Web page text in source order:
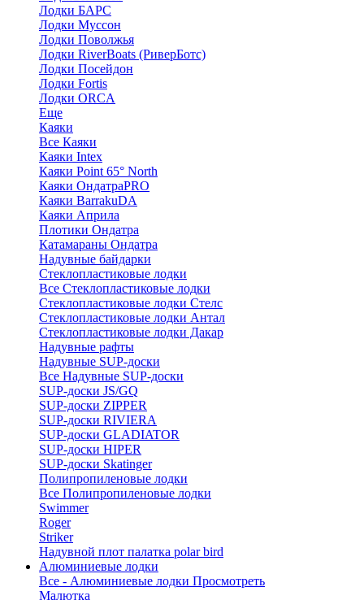
Лодки БАРС
Лодки Муссон
Лодки Поволжья
Лодки RiverBoats (РиверБотс)
Лодки Посейдон
Лодки Fortis
Лодки ORCA
Еще
Каяки
Все Каяки
Каяки Intex
Каяки Point 65° North
Каяки ОндатраPRO
Каяки BarrakuDA
Каяки Априла
Плотики Ондатра
Катамараны Ондатра
Надувные байдарки
Стеклопластиковые лодки
Все Стеклопластиковые лодки
Стеклопластиковые лодки Стелс
Стеклопластиковые лодки Антал
Стеклопластиковые лодки Дакар
Надувные рафты
Надувные SUP-доски
Все Надувные SUP-доски
SUP-доски JS/GQ
SUP-доски ZIPPER
SUP-доски RIVIERA
SUP-доски GLADIATOR
SUP-доски HIPER
SUP-доски Skatinger
Полипропиленовые лодки
Все Полипропиленовые лодки
Swimmer
Roger
Striker
Надувной плот палатка polar bird
Алюминиевые лодки
Все - Алюминиевые лодки Просмотреть
Малютка